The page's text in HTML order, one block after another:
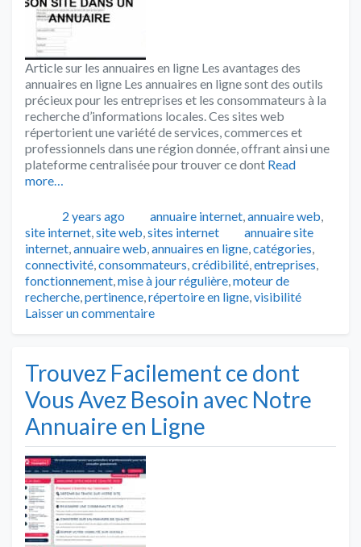
Article sur les annuaires en ligne Les avantages des
annuaires en ligne Les annuaires en ligne sont des outils
précieux pour les entreprises et les consommateurs à la
recherche d’informations locales. Ces sites web
répertorient une variété de services, commerces et
professionnels dans une région donnée, offrant ainsi une
plateforme centralisée pour trouver ce dont Read
more…
Publié2 years ago Catégories
annuaire internet,annuaire web,
site internet,site web,sites internet Tags
annuaire site
internet,annuaire web,annuaires en ligne,catégories,
connectivité,consommateurs,crédibilité,entreprises,
fonctionnement,mise à jour régulière,moteur de
recherche,pertinence,répertoire en ligne,visibilité
Laisser un commentaire
Trouvez Facilement ce dont
Vous Avez Besoin avec Notre
Annuaire en Ligne